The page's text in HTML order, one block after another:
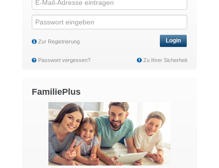
Login
Zur Registrierung
Passwort vergessen? Zu Ihrer Sicherheit
FamiliePlus